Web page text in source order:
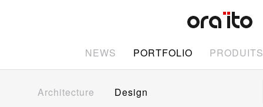
NEWS PORTFOLIO PRODUITS
Architecture Design